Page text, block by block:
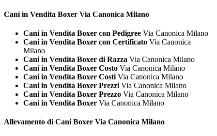
Cani in Vendita Boxer Via Canonica Milano
Cani in Vendita Boxer con Pedigree Via Canonica Milano
Cani in Vendita Boxer con Certificato Via Canonica
Milano
Cani in Vendita Boxer di Razza Via Canonica Milano
Cani in Vendita Boxer Costo Via Canonica Milano
Cani in Vendita Boxer Costi Via Canonica Milano
Cani in Vendita Boxer Prezzi Via Canonica Milano
Cani in Vendita Boxer Prezzo Via Canonica Milano
Cani in Vendita Boxer Via Canonica Milano
Allevamento di Cani Boxer Via Canonica Milano